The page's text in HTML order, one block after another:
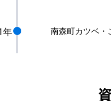
年 南森町カツベ・